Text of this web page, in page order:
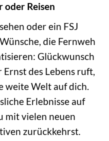
oder Reisen
oder ein FSJ
die Fernweh
Glückwunsch
des Lebens ruft,
weite Welt auf dich.
Erlebnisse auf
mit vielen neuen
zurückkehrst.